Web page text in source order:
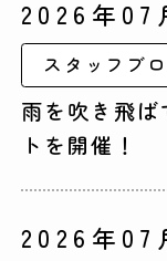
2026年07
スタッフブ
雨を吹き飛
トを開催！
2026年07